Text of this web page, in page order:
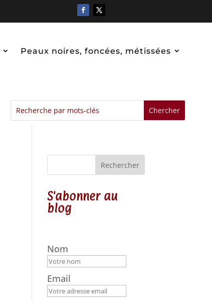
Peaux noires, foncées, métissées
Rechercher
S'abonner au
blog
Nom
Email